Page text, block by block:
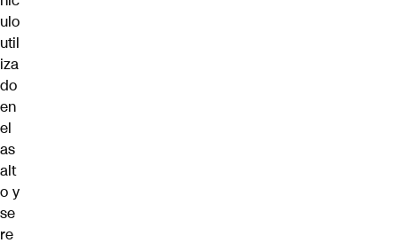
ulo
util
iza
do
en
el
as
alt
o y
se
re